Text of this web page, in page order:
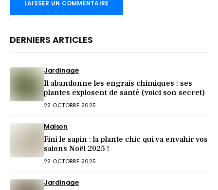
DERNIERS ARTICLES
Jardinage
Il abandonne les engrais chimiques : ses
plantes explosent de santé (voici son secret)
22 OCTOBRE 2025
Maison
Fini le sapin : la plante chic qui va envahir vos
salons Noël 2025 !
22 OCTOBRE 2025
Jardinage